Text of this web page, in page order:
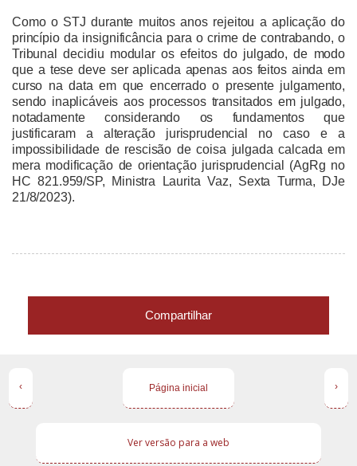
Como o STJ durante muitos anos rejeitou a aplicação do
princípio da insignificância para o crime de contrabando, o
Tribunal decidiu modular os efeitos do julgado, de modo
que a tese deve ser aplicada apenas aos feitos ainda em
curso na data em que encerrado o presente julgamento,
sendo inaplicáveis aos processos transitados em julgado,
notadamente considerando os fundamentos que
justificaram a alteração jurisprudencial no caso e a
impossibilidade de rescisão de coisa julgada calcada em
mera modificação de orientação jurisprudencial (AgRg no
HC 821.959/SP, Ministra Laurita Vaz, Sexta Turma, DJe
21/8/2023).
Compartilhar
‹ ›
Página inicial
Ver versão para a web